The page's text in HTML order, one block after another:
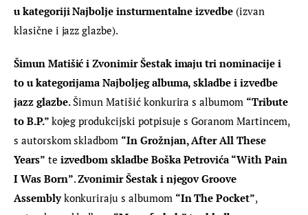
u kategoriji Najbolje insturmentalne izvedbe (izvan
klasične i jazz glazbe).
Šimun Matišić i Zvonimir Šestak imaju tri nominacije i
to u kategorijama Najboljeg albuma, skladbe i izvedbe
jazz glazbe. Šimun Matišić konkurira s albumom “Tribute
to B.P.” kojeg produkcijski potpisuje s Goranom Martincem,
s autorskom skladbom “In Grožnjan, After All These
Years” te izvedbom skladbe Boška Petrovića “With Pain
I Was Born”. Zvonimir Šestak i njegov Groove
Assembly konkuriraju s albumom “In The Pocket”,